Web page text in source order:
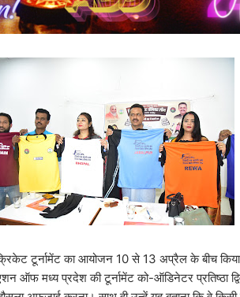
क्रिकेट टूर्नामेंट का आयोजन 10 से 13 अप्रैल के बीच
ऑफ मध्य प्रदेश की टूर्नामेंट को-ऑडिनेटर प्रतिष्ठा